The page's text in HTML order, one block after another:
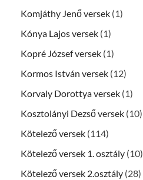
Komjáthy Jenő versek (1)
Kónya Lajos versek (1)
Kopré József versek (1)
Kormos István versek (12)
Korvaly Dorottya versek (1)
Kosztolányi Dezső versek (10)
Kötelező versek (114)
Kötelező versek 1. osztály (10)
Kötelező versek 2.osztály (28)